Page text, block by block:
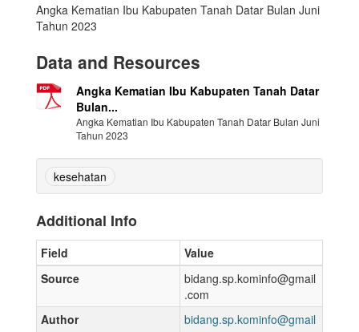
Angka Kematian Ibu Kabupaten Tanah Datar Bulan Juni
Tahun 2023
Data and Resources
Angka Kematian Ibu Kabupaten Tanah Datar
Bulan...
Angka Kematian Ibu Kabupaten Tanah Datar Bulan Juni
Tahun 2023
kesehatan
Additional Info
Field
Value
Source
bidang.sp.kominfo@gmail
.com
Author
bidang.sp.kominfo@gmail